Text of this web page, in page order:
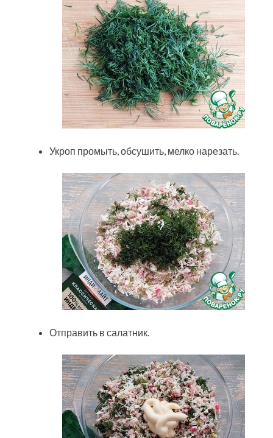
Укроп промыть, обсушить, мелко нарезать.
Отправить в салатник.